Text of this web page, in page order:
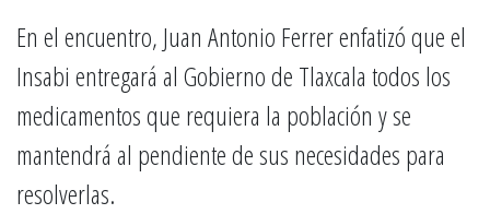
En el encuentro, Juan Antonio Ferrer enfatizó que el
Insabi entregará al Gobierno de Tlaxcala todos los
medicamentos que requiera la población y se
mantendrá al pendiente de sus necesidades para
resolverlas.